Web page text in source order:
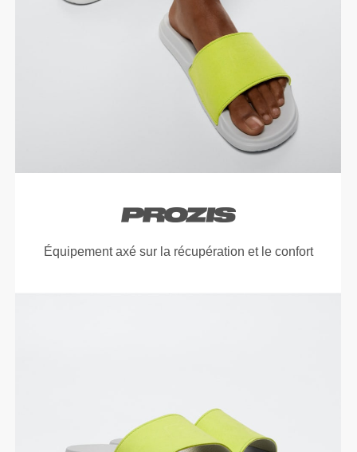
Équipement axé sur la récupération et le confort